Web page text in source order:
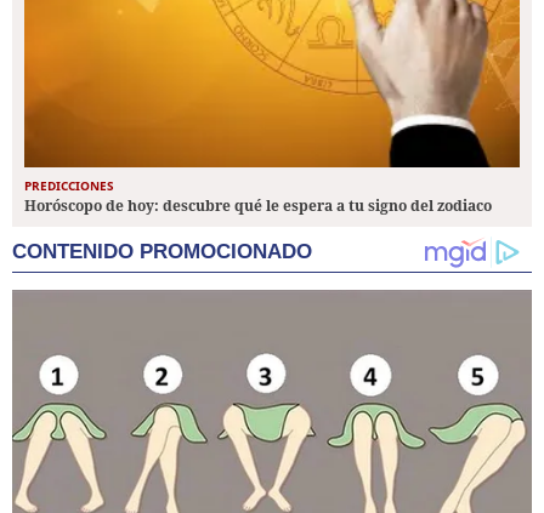
PREDICCIONES
Horóscopo de hoy: descubre qué le espera a tu signo del zodiaco
CONTENIDO PROMOCIONADO